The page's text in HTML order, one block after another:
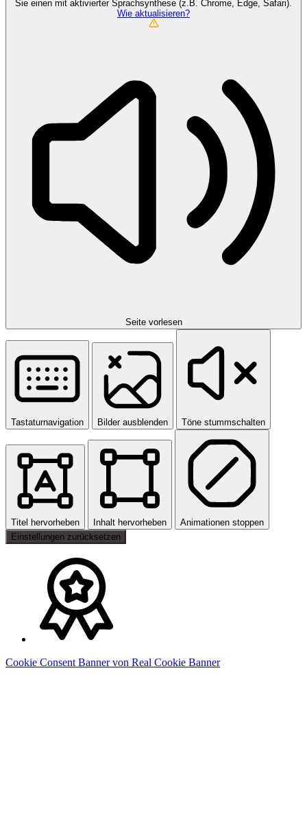
Sie einen mit aktivierter Sprachsynthese (z.B. Chrome, Edge, Safari).
Wie aktualisieren?
Seite vorlesen
Tastaturnavigation Bilder ausblenden Töne stummschalten
Titel hervorheben Inhalt hervorheben
Animationen stoppen
Einstellungen zurücksetzen
Cookie Consent Banner von Real Cookie Banner